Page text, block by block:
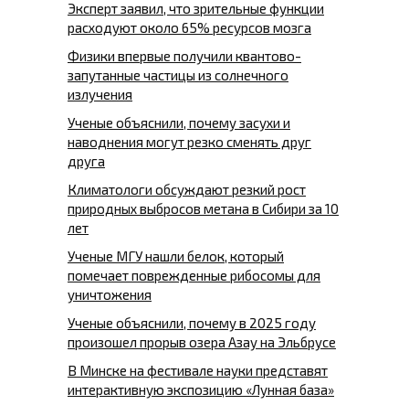
Эксперт заявил, что зрительные функции
расходуют около 65% ресурсов мозга
Физики впервые получили квантово-
запутанные частицы из солнечного
излучения
Ученые объяснили, почему засухи и
наводнения могут резко сменять друг
друга
Климатологи обсуждают резкий рост
природных выбросов метана в Сибири за 10
лет
Ученые МГУ нашли белок, который
помечает поврежденные рибосомы для
уничтожения
Ученые объяснили, почему в 2025 году
произошел прорыв озера Азау на Эльбрусе
В Минске на фестивале науки представят
интерактивную экспозицию «Лунная база»